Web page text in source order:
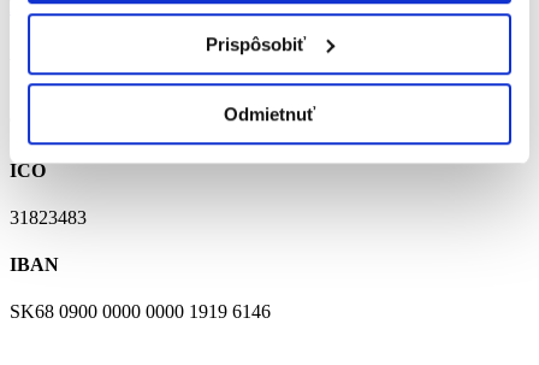
Prispôsobiť
Odmietnuť
lad.kakas@gmail.com
IČO
31823483
IBAN
SK68 0900 0000 0000 1919 6146